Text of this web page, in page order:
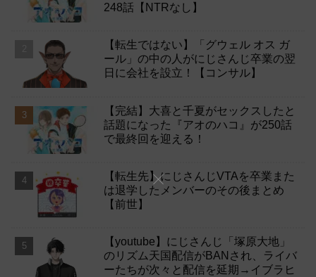
248話【NTRなし】
【転生ではない】「グウェル オス ガ
ール」の中の人がにじさんじ卒業の翌
日に会社を設立！【コンサル】
【完結】大喜と千夏がセックスしたと
話題になった『アオのハコ』が250話
で最終回を迎える！
【転生先】にじさんじVTAを卒業また
は退学したメンバーのその後まとめ
【前世】
【youtube】にじさんじ「塚原大地」
のリズム天国配信がBANされ、ライバ
ーたちが次々と配信を延期→イブラヒ